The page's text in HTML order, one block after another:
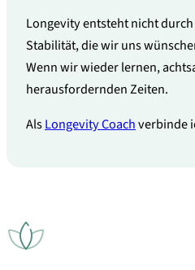
Longevity entsteht nicht
Stabilität, die wir uns
Wenn wir wieder lernen,
herausfordernden Zeiten.
AlsLongevity Coachverbinde